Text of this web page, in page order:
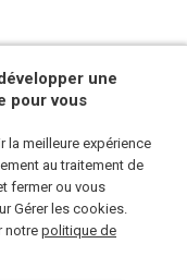
une
pour vous
meilleure expérience
au traitement de
fermer ou vous
Gérer les cookies.
notrepolitique de